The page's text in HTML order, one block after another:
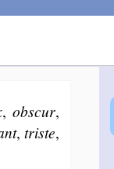
,obs­cur,
,triste,